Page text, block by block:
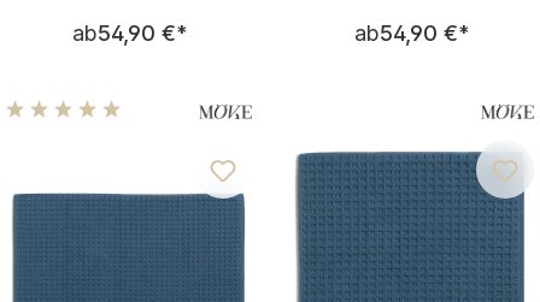
Regulärer Preis:
ab54,90 €* Regulärer
ab54,90 €*